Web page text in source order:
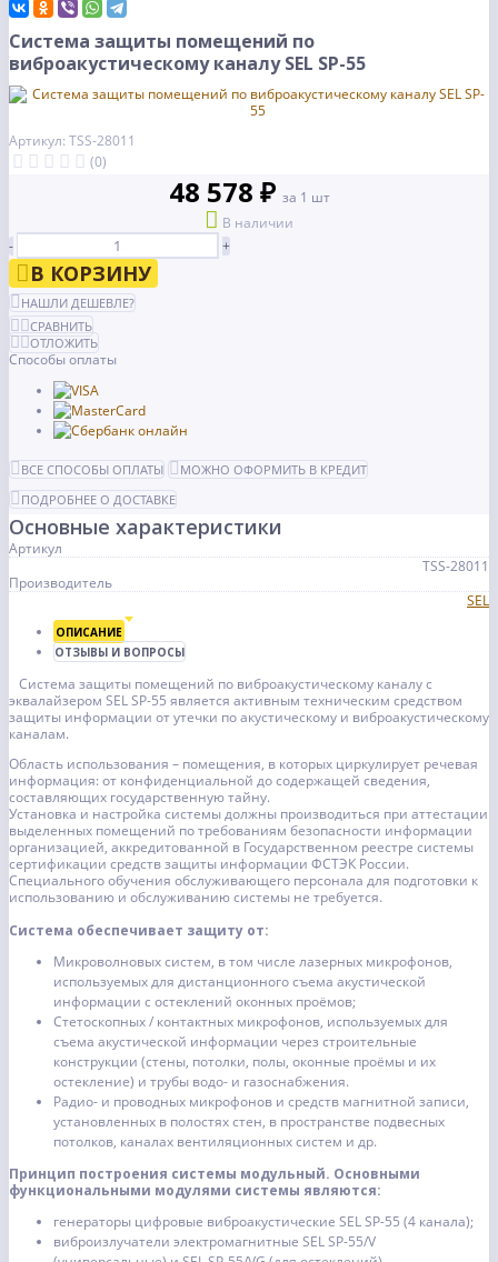
Система защиты помещений по
виброакустическому каналу SEL SP-55
Артикул: TSS-28011
(0)
48 578 ₽ за 1 шт
В наличии
-
+
В КОРЗИНУ
НАШЛИ ДЕШЕВЛЕ?
СРАВНИТЬ
ОТЛОЖИТЬ
Способы оплаты
ВСЕ СПОСОБЫ ОПЛАТЫ
МОЖНО ОФОРМИТЬ В КРЕДИТ
ПОДРОБНЕЕ О ДОСТАВКЕ
Основные характеристики
Артикул
TSS-28011
Производитель
SEL
ОПИСАНИЕ
ОТЗЫВЫ И ВОПРОСЫ
Система защиты помещений по виброакустическому каналу с
эквалайзером SEL SP-55 является активным техническим средством
защиты информации от утечки по акустическому и виброакустическому
каналам.
Область использования – помещения, в которых циркулирует речевая
информация: от конфиденциальной до содержащей сведения,
составляющих государственную тайну.
Установка и настройка системы должны производиться при аттестации
выделенных помещений по требованиям безопасности информации
организацией, аккредитованной в Государственном реестре системы
сертификации средств защиты информации ФСТЭК России.
Специального обучения обслуживающего персонала для подготовки к
использованию и обслуживанию системы не требуется.
Система обеспечивает защиту от:
Микроволновых систем, в том числе лазерных микрофонов,
используемых для дистанционного съема акустической
информации с остеклений оконных проёмов;
Стетоскопных / контактных микрофонов, используемых для
съема акустической информации через строительные
конструкции (стены, потолки, полы, оконные проёмы и их
остекление) и трубы водо- и газоснабжения.
Радио- и проводных микрофонов и средств магнитной записи,
установленных в полостях стен, в пространстве подвесных
потолков, каналах вентиляционных систем и др.
Принцип построения системы модульный. Основными
функциональными модулями системы являются:
генераторы цифровые виброакустические SEL SP-55 (4 канала);
виброизлучатели электромагнитные SEL SP-55/V